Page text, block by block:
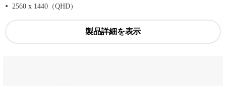
2560 x 1440（QHD）
製品詳細を表示